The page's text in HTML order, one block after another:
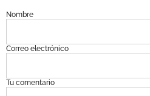
Nombre
Correo electrónico
Tu comentario